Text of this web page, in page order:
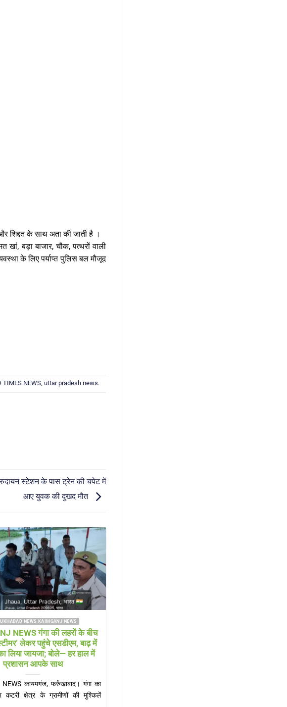
शिद्दत के साथ अता की जाती है ।
बड़ा बाजार, चौक, पत्थरों वाली
के लिए पर्याप्त पुलिस बल मौजूद
TIMES NEWS, uttar pradesh news.
रुदायन स्टेशन के पास ट्रेन की चपेट में
आए युवक की दुखद मौत
NEWS KAIMGANJ NEWS
NEWS नन्हें लीडर्स ने संभाली
गूंजी जिम्मेदारी निभाने की
शपथ
शकुन्तला देवी शिक्षण संस्थान में
समारोह, सीओ और कोतवाल ने[...]